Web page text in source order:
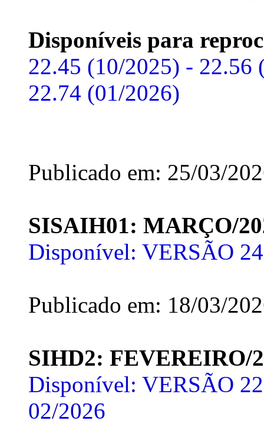
Disponíveis para
22.45 (10/2025) - 22.56
22.74 (01/2026)
Publicado em: 25/03/
SISAIH01: MARÇO/
Disponível: VERSÃO
Publicado em: 18/03/
SIHD2: FEVEREIRO/
Disponível: VERSÃO
02/2026